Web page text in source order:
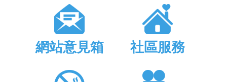
網站意見箱 社區服務